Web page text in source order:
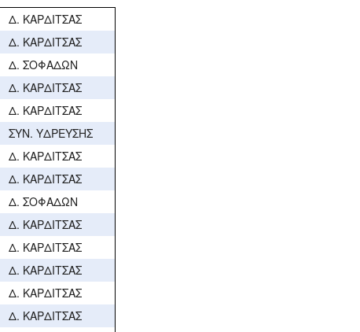
Δ. ΚΑΡΔΙΤΣΑΣ
Δ. ΚΑΡΔΙΤΣΑΣ
Δ. ΣΟΦΑΔΩΝ
Δ. ΚΑΡΔΙΤΣΑΣ
Δ. ΚΑΡΔΙΤΣΑΣ
ΣΥΝ. ΥΔΡΕΥΣΗΣ
Δ. ΚΑΡΔΙΤΣΑΣ
Δ. ΚΑΡΔΙΤΣΑΣ
Δ. ΣΟΦΑΔΩΝ
Δ. ΚΑΡΔΙΤΣΑΣ
Δ. ΚΑΡΔΙΤΣΑΣ
Δ. ΚΑΡΔΙΤΣΑΣ
Δ. ΚΑΡΔΙΤΣΑΣ
Δ. ΚΑΡΔΙΤΣΑΣ